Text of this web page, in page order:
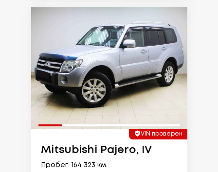
VIN проверен
Mitsubishi Pajero, IV
Пробег: 164 323 км.